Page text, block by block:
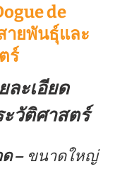
de
ายพันธุ์และ
ร์
ละเอียด
วัติศาสตร์
– ขนาดใหญ่